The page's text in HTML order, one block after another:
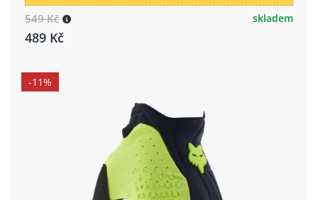
549 Kč
489 Kč
skladem
-11%